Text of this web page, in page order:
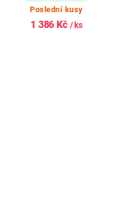
Poslední kusy
1 386 Kč / ks